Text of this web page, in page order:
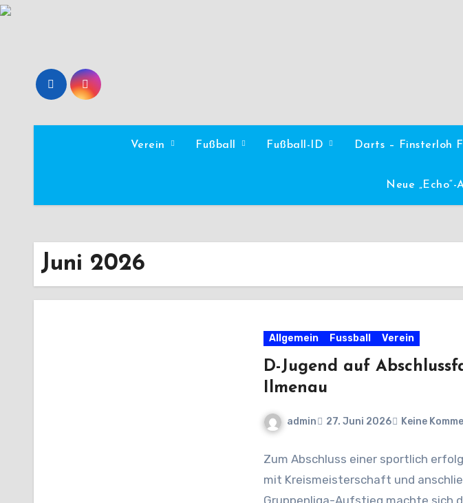
Zum
Verein Fußball Fußball-ID Darts – Finsterloh
Neue
Juni 2026
Allgemein Fussball Verein
D-Jugend auf
Ilmenau
admin 27. Juni 2026 Keine
Zum Abschluss einer sportlich
mit Kreismeisterschaft und
Gruppenliga-Aufstieg machte sich